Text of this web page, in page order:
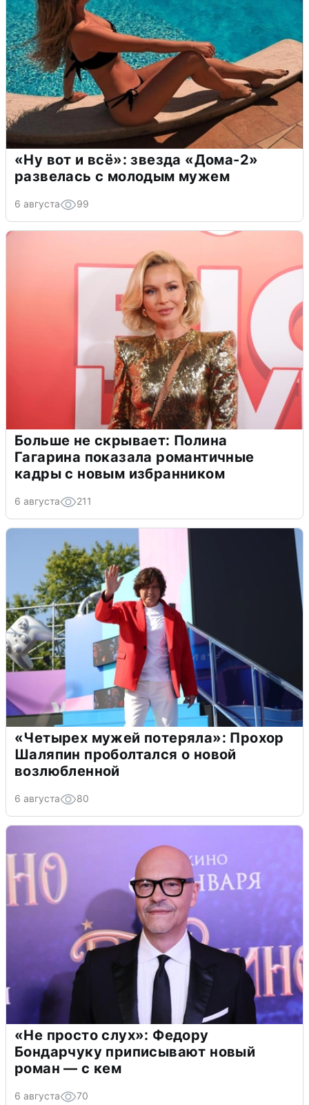
«Ну вот и всё»: звезда «Дома-2»
развелась с молодым мужем
6 августа 99
Больше не скрывает: Полина
Гагарина показала романтичные
кадры с новым избранником
6 августа 211
«Четырех мужей потеряла»: Прохор
Шаляпин проболтался о новой
возлюбленной
6 августа 80
«Не просто слух»: Федору
Бондарчуку приписывают новый
роман — с кем
6 августа 70